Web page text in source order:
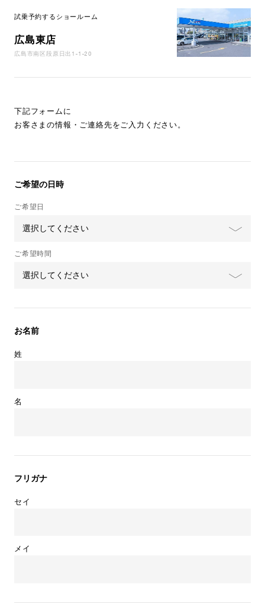
試乗予約するショールーム
広島東店
広島市南区段原日出1-1-20
下記フォームに
お客さまの情報・ご連絡先をご入力ください。
ご希望の日時
ご希望日
ご希望時間
お名前
姓
名
フリガナ
セイ
メイ